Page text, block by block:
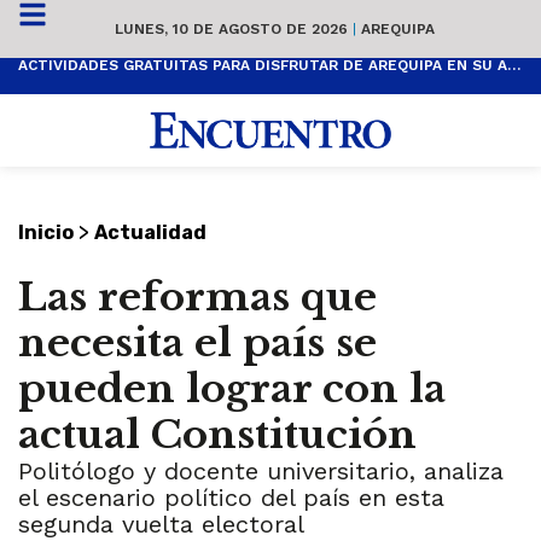
LUNES, 10 DE AGOSTO DE 2026 | AREQUIPA
ACTIVIDADES GRATUITAS PARA DISFRUTAR DE AREQUIPA EN SU ANIVERSARIO
Inicio > Actualidad
Las reformas que
necesita el país se
pueden lograr con la
actual Constitución
Politólogo y docente universitario, analiza
el escenario político del país en esta
segunda vuelta electoral